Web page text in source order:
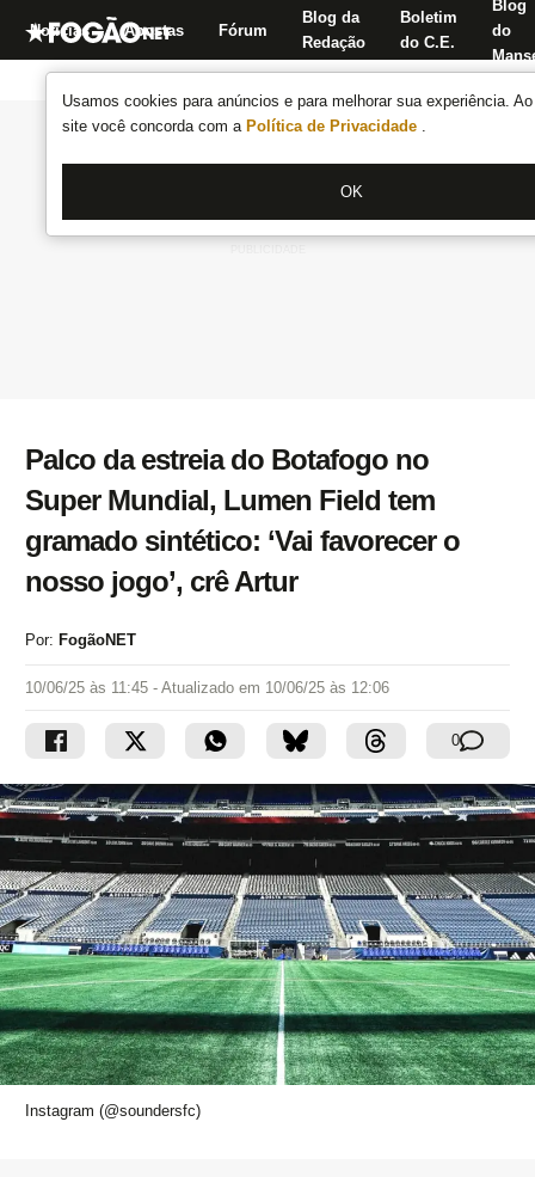
Usamos cookies para anúncios e para melhorar sua experiência.
site você concorda com a Política de Privacidade .
OK
Notícias Apostas Fórum
Blog da
Redação
Boletim
do C.E.
Blog
do
Palco da estreia do Botafogo no
Super Mundial, Lumen Field tem
gramado sintético: ‘Vai favorecer o
nosso jogo’, crê Artur
Por: FogãoNET
10/06/25 às 11:45 - Atualizado em 10/06/25 às 12:06
0
Instagram (@soundersfc)